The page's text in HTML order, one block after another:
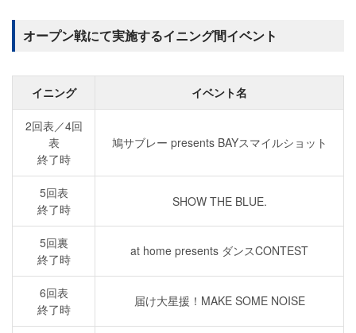
オープン戦にて実施するイニング間イベント
イニング イベント名
2回表／4回
表
終了時
鳩サブレー presents BAYスマイルショット
5回表
終了時
SHOW THE BLUE.
5回裏
終了時
at home presents ダンスCONTEST
6回表
終了時
届け大星援！MAKE SOME NOISE